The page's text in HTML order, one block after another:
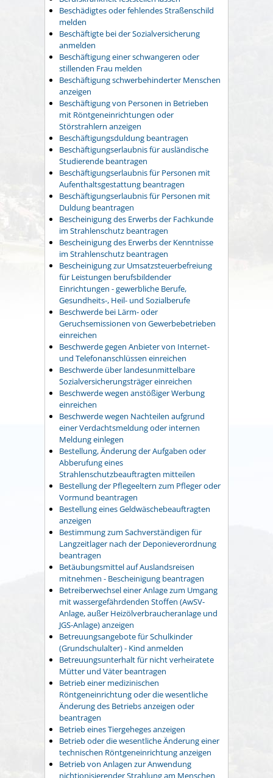
Beschädigtes oder fehlendes Straßenschild
melden
Beschäftigte bei der Sozialversicherung
anmelden
Beschäftigung einer schwangeren oder
stillenden Frau melden
Beschäftigung schwerbehinderter Menschen
anzeigen
Beschäftigung von Personen in Betrieben
mit Röntgeneinrichtungen oder
Störstrahlern anzeigen
Beschäftigungsduldung beantragen
Beschäftigungserlaubnis für ausländische
Studierende beantragen
Beschäftigungserlaubnis für Personen mit
Aufenthaltsgestattung beantragen
Beschäftigungserlaubnis für Personen mit
Duldung beantragen
Bescheinigung des Erwerbs der Fachkunde
im Strahlenschutz beantragen
Bescheinigung des Erwerbs der Kenntnisse
im Strahlenschutz beantragen
Bescheinigung zur Umsatzsteuerbefreiung
für Leistungen berufsbildender
Einrichtungen - gewerbliche Berufe,
Gesundheits-, Heil- und Sozialberufe
Beschwerde bei Lärm- oder
Geruchsemissionen von Gewerbebetrieben
einreichen
Beschwerde gegen Anbieter von Internet-
und Telefonanschlüssen einreichen
Beschwerde über landesunmittelbare
Sozialversicherungsträger einreichen
Beschwerde wegen anstößiger Werbung
einreichen
Beschwerde wegen Nachteilen aufgrund
einer Verdachtsmeldung oder internen
Meldung einlegen
Bestellung, Änderung der Aufgaben oder
Abberufung eines
Strahlenschutzbeauftragten mitteilen
Bestellung der Pflegeeltern zum Pfleger oder
Vormund beantragen
Bestellung eines Geldwäschebeauftragten
anzeigen
Bestimmung zum Sachverständigen für
Langzeitlager nach der Deponieverordnung
beantragen
Betäubungsmittel auf Auslandsreisen
mitnehmen - Bescheinigung beantragen
Betreiberwechsel einer Anlage zum Umgang
mit wassergefährdenden Stoffen (AwSV-
Anlage, außer Heizölverbraucheranlage und
JGS-Anlage) anzeigen
Betreuungsangebote für Schulkinder
(Grundschulalter) - Kind anmelden
Betreuungsunterhalt für nicht verheiratete
Mütter und Väter beantragen
Betrieb einer medizinischen
Röntgeneinrichtung oder die wesentliche
Änderung des Betriebs anzeigen oder
beantragen
Betrieb eines Tiergeheges anzeigen
Betrieb oder die wesentliche Änderung einer
technischen Röntgeneinrichtung anzeigen
Betrieb von Anlagen zur Anwendung
nichtionisierender Strahlung am Menschen